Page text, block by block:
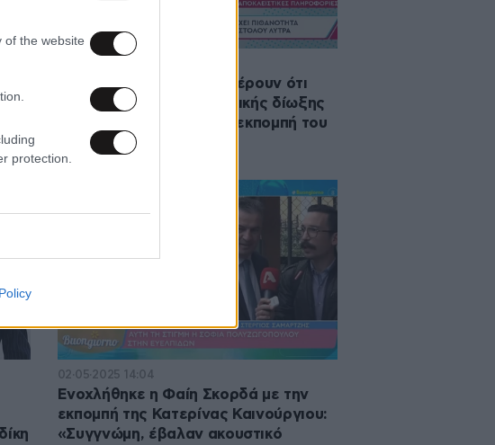
of the website
protection.
«Δικαστικοί κύκλοι αναφέρουν ότι
υπάρχει πιθανότητα ποινικής δίωξης
κατά του Λύτρα», λέει η εκπομπή του
Λιάγκα
02·05·2025 14:04
Ενοχλήθηκε η Φαίη Σκορδά με την
εκπομπή της Κατερίνας Καινούργιου:
«Συγγνώμη, έβαλαν ακουστικό